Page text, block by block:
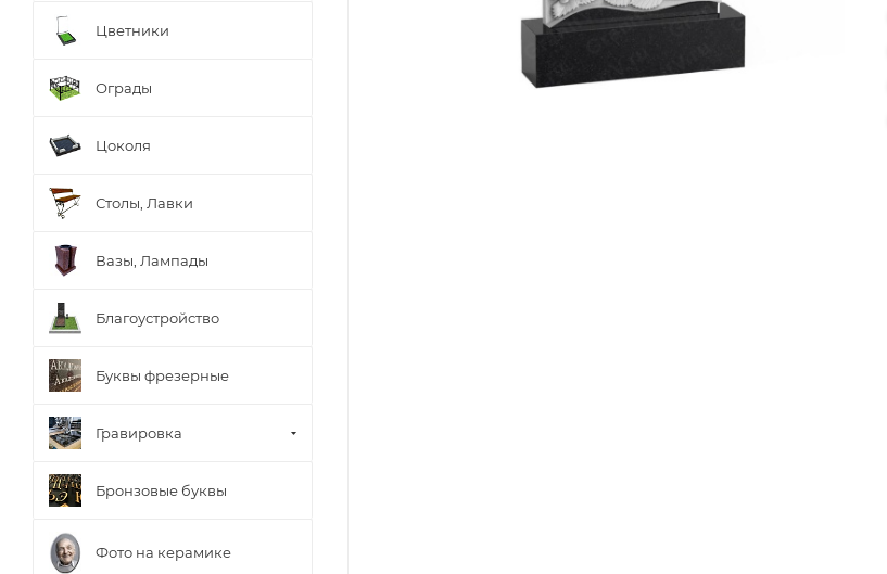
Цветники
Ограды
Цоколя
Столы, Лавки
Вазы, Лампады
Благоустройство
Буквы фрезерные
Гравировка
Бронзовые буквы
Фото на керамике